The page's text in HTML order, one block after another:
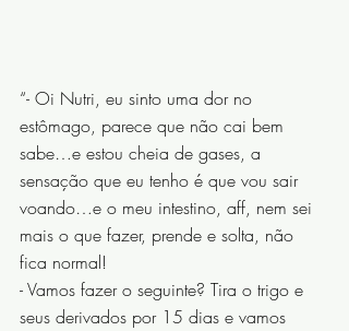
“- Oi Nutri, eu sinto uma dor no
estômago, parece que não cai bem
sabe…e estou cheia de gases, a
sensação que eu tenho é que vou sair
voando…e o meu intestino, aff, nem sei
mais o que fazer, prende e solta, não
fica normal!
- Vamos fazer o seguinte? Tira o trigo e
seus derivados por 15 dias e vamos